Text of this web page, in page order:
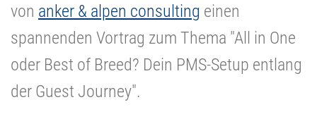
von anker & alpen consulting einen
spannenden Vortrag zum Thema "All in One
oder Best of Breed? Dein PMS-Setup entlang
der Guest Journey".